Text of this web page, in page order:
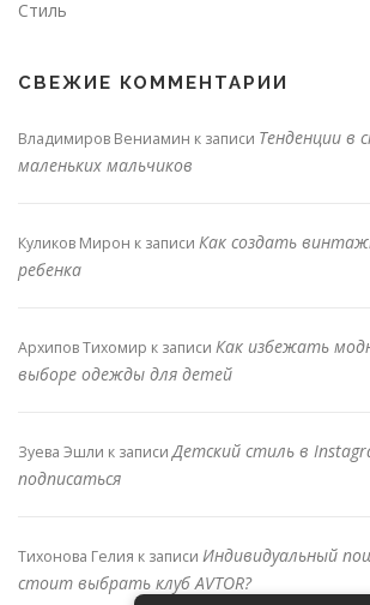
Стиль
СВЕЖИЕ КОММЕНТАРИИ
Владимиров Вениамин к записи Тенденции в
маленьких мальчиков
Куликов Мирон к записи Как создать
ребенка
Архипов Тихомир к записи Как избежать
выборе одежды для детей
Зуева Эшли к записиДетский стиль в
подписаться
Тихонова Гелия к записи Индивидуальный
стоит выбрать клуб AVTOR?